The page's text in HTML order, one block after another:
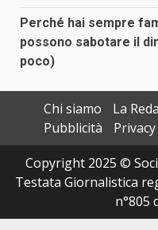
Perché hai sempre
possono sabotare il
poco)
Chi siamo
La
Pubblicità
Copyright 2025 ©
Testata Giornalistica
n°805